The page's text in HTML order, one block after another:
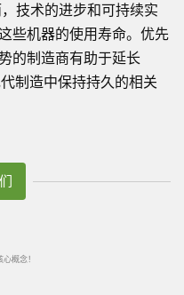
技术的进步和可持续实
些机器的使用寿命。优先
的制造商有助于延长
制造中保持持久的相关
概念！